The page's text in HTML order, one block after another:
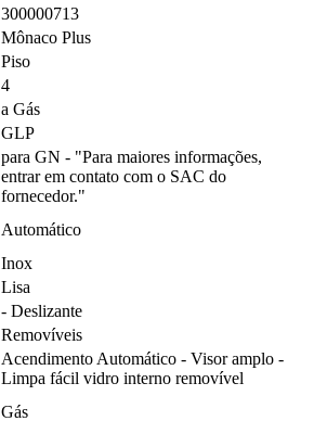
300000713
Mônaco Plus
Piso
4
a Gás
GLP
para GN - "Para maiores informações,
entrar em contato com o SAC do
fornecedor."
Automático
Inox
Lisa
- Deslizante
Removíveis
Acendimento Automático - Visor amplo -
Limpa fácil vidro interno removível
Gás